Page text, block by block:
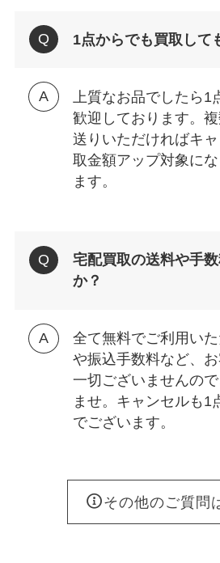
1点からでも買取して
上質なお品でしたら1
歓迎しております。
送りいただければキ
取金額アップ対象に
ます。
宅配買取の送料や手
か？
全て無料でご利用い
や振込手数料など、
一切ございませんの
ませ。キャンセルも1
でございます。
その他のご質問